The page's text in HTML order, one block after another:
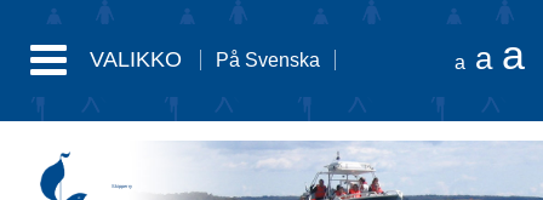
VALIKKO På Svenska a a a
Skipper ry